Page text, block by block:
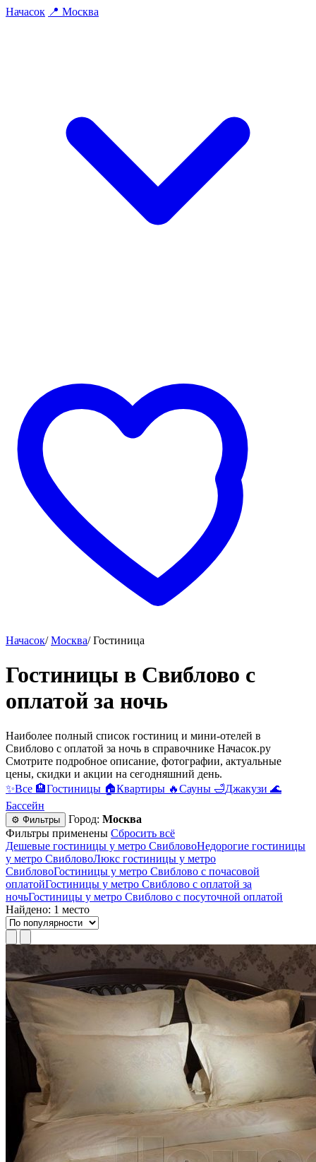
Начасок 📍 Москва
Начасок/ Москва/ Гостиница
Гостиницы в Свиблово с
оплатой за ночь
Наиболее полный список гостиниц и мини-отелей в
Свиблово с оплатой за ночь в справочнике Начасок.ру
Смотрите подробное описание, фотографии, актуальные
цены, скидки и акции на сегодняшний день.
✨Все 🏨Гостиницы 🏠Квартиры 🔥Сауны 🛁Джакузи 🌊
Бассейн
⚙ Фильтры Город: Москва
Фильтры применены Сбросить всё
Дешевые гостиницы у метро СвибловоНедорогие гостиницы
у метро СвибловоЛюкс гостиницы у метро
СвибловоГостиницы у метро Свиблово c почасовой
оплатойГостиницы у метро Свиблово с оплатой за
ночьГостиницы у метро Свиблово c посуточной оплатой
Найдено: 1 место